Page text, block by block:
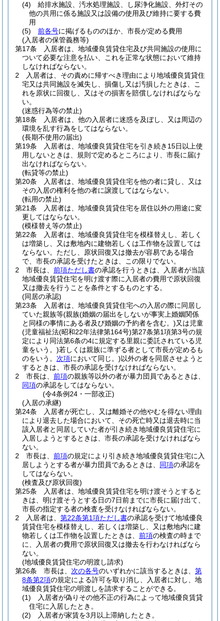
(4)
給排水施設、汚水処理施設、し尿浄化施設、外灯その
他の共用に係る施設又は設備の使用及び維持に要する費
用
(5)
前各号に掲げるもののほか、市長が定める費用
(入居者の保管義務等)
第17条
入居者は、地域優良賃貸住宅及び共同施設の使用に
ついて必要な注意を払い、これを正常な状態において維持
しなければならない。
2
入居者は、その責めに帰すべき理由により地域優良賃貸住
宅又は共同施設を滅失し、損傷し又は汚損したときは、こ
れを原状に回復し、又はその損害を賠償しなければならな
い。
(迷惑行為等の禁止)
第18条
入居者は、他の入居者に迷惑を及ぼし、又は周辺の
環境を乱す行為をしてはならない。
(長期不使用の届出)
第19条
入居者は、地域優良賃貸住宅を引き続き15日以上使
用しないときは、規則で定めるところにより、市長に届け
出なければならない。
(転貸等の禁止)
第20条
入居者は、地域優良賃貸住宅を他の者に貸し、又は
その入居の権利を他の者に譲渡してはならない。
(転用の禁止)
第21条
入居者は、地域優良賃貸住宅を居住以外の用途に変
更してはならない。
(模様替え等の禁止)
第22条
入居者は、地域優良賃貸住宅を模様替えし、若しく
は増築し、又は敷地内に建物若しくは工作物を設置しては
ならない。 ただし、原状回復又は撤去が容易である場合
で、市長の承認を受けたときは、この限りでない。
2
市長は、 前項ただし書の承認を行うときは、入居者が当該
地域優良賃貸住宅を明け渡す際に入居者の費用で原状回復
又は撤去を行うことを条件とするものとする。
(同居の承認)
第23条
入居者は、地域優良賃貸住宅への入居の際に同居し
ていた親族等(親族(婚姻の届出をしないが事実上婚姻関係
と同様の事情にある者及び婚姻の予約者を含む。)又は児童
(児童福祉法(昭和22年法律第164号)第27条第1項第3号の規
定により同法第6条の4に規定する里親に委託されている児
童をいう。)若しくは親族に準ずる者として市長が定めるも
のをいう。 次項において同じ。)以外の者を同居させようと
するときは、市長の承認を受けなければならない。
2
市長は、 前項の親族等以外の者が暴力団員であるときは、
同項の承認をしてはならない。
(令4条例24・一部改正)
(入居の承継)
第24条
入居者が死亡し、又は離婚その他やむを得ない理由
により退去した場合において、その死亡時又は退去時に当
該入居者と同居していた者が引き続き地域優良賃貸住宅に
入居しようとするときは、市長の承認を受けなければなら
ない。
2
市長は、 前項の規定により引き続き地域優良賃貸住宅に入
居しようとする者が暴力団員であるときは、 同項の承認を
してはならない。
(検査及び原状回復)
第25条
入居者は、地域優良賃貸住宅を明け渡そうとすると
きは、明け渡そうとする日の7日前までに市長に届け出て、
市長の指定する者の検査を受けなければならない。
2
入居者は、 第22条第1項ただし書の承認を受けて地域優良
賃貸住宅を模様替えし、若しくは増築し、又は敷地内に建
物若しくは工作物を設置したときは、 前項の検査の時まで
に、入居者の費用で原状回復又は撤去を行わなければなら
ない。
(地域優良賃貸住宅の明渡し請求)
第26条
市長は、 次の各号のいずれかに該当するときは、 第
8条第2項の規定による許可を取り消し、入居者に対し、地
域優良賃貸住宅の明渡しを請求することができる。
(1)
入居者が偽りその他不正の行為によって地域優良賃貸
住宅に入居したとき。
(2)
入居者が家賃を3月以上滞納したとき。